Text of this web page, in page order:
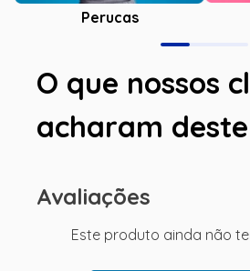
Perucas
O que nossos
acharam
Avaliações
Este produto ainda não